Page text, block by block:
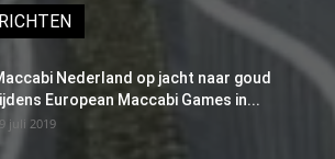
Nederland op jacht naar goud
European Maccabi Games in...
juli 2019